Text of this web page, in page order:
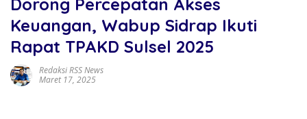
Keuangan, Wabup Sidrap Ikuti
Rapat TPAKD Sulsel 2025
Redaksi RSS News
Maret 17, 2025